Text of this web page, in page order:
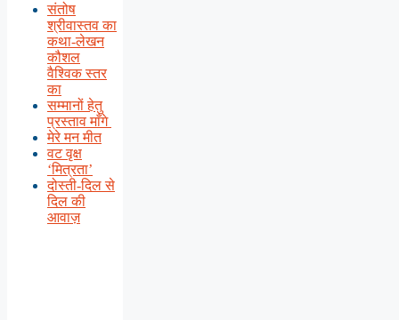
संतोष
श्रीवास्तव का
कथा-लेखन
कौशल
वैश्विक स्तर
का
सम्मानों हेतु
प्रस्ताव माँगे
मेरे मन मीत
वट वृक्ष
‘मित्रता’
दोस्ती-दिल से
दिल की
आवाज़